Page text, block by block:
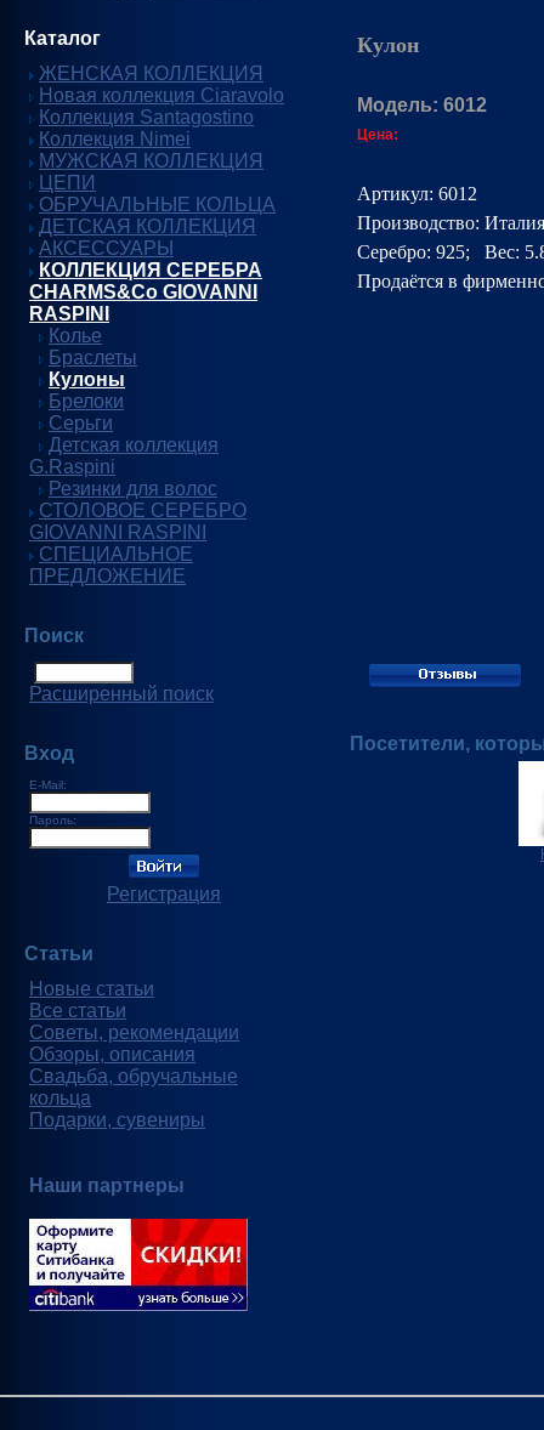
Каталог
ЖЕНСКАЯ КОЛЛЕКЦИЯ
Новая коллекция Ciaravolo
Коллекция Santagostino
Коллекция Nimei
МУЖСКАЯ КОЛЛЕКЦИЯ
ЦЕПИ
ОБРУЧАЛЬНЫЕ КОЛЬЦА
ДЕТСКАЯ КОЛЛЕКЦИЯ
АКСЕССУАРЫ
КОЛЛЕКЦИЯ СЕРЕБРА
CHARMS&Co GIOVANNI
RASPINI
Колье
Браслеты
Кулоны
Брелоки
Серьги
Детская коллекция
G.Raspini
Резинки для волос
СТОЛОВОЕ СЕРЕБРО
GIOVANNI RASPINI
СПЕЦИАЛЬНОЕ
ПРЕДЛОЖЕНИЕ
Поиск
Расширенный поиск
Вход
E-Mail:
Пароль:
Регистрация
Статьи
Новые статьи
Все статьи
Советы, рекомендации
Обзоры, описания
Свадьба, обручальные
кольца
Подарки, сувениры
Наши партнеры
Кулон
Модель: 6012
Цена:
Артикул: 6012
Производство: Италия
Серебро: 925;
Вес:
Продаётся в
Посетители,